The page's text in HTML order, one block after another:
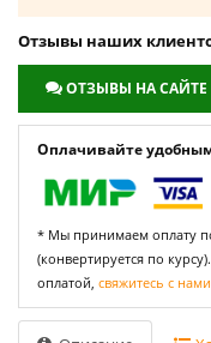
Отзывы наших
ОТЗЫВЫ НА САЙТЕ
Оплачивайте
* Мы принимаем оплату
(конвертируется по
оплатой, свяжитесь с